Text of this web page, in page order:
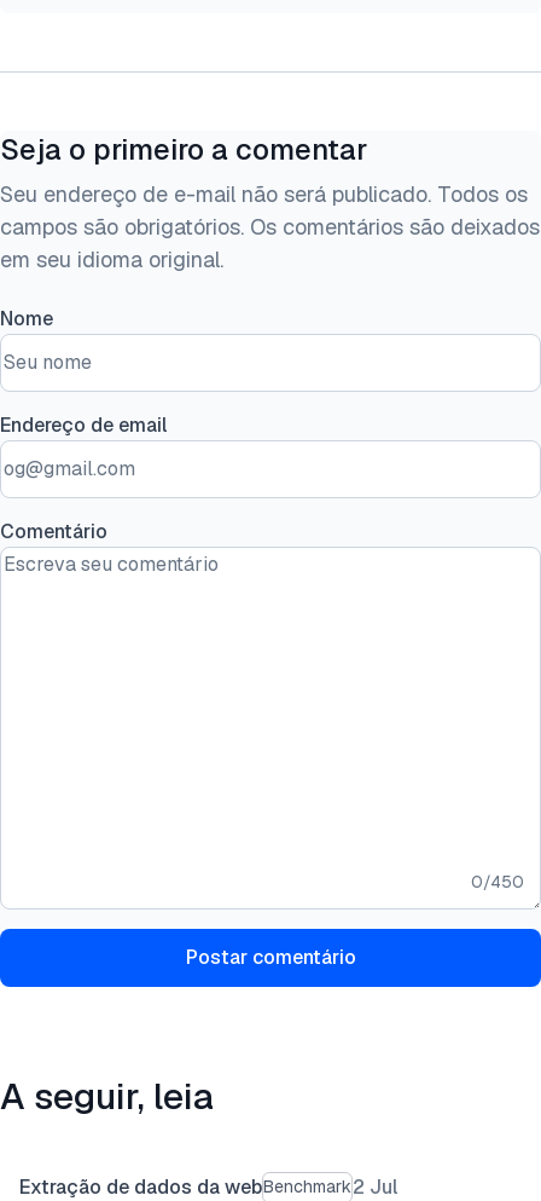
Seja o primeiro a comentar
Seu endereço de e-mail não será publicado. Todos os
campos são obrigatórios. Os comentários são deixados
em seu idioma original.
Nome
Endereço de email
Comentário
0/450
Postar comentário
A seguir, leia
Extração de dados da webBenchmark2 Jul